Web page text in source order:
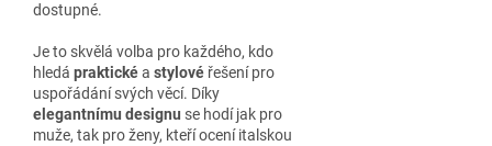
dostupné.
Je to skvělá volba pro každého, kdo
hledá praktickéa stylové řešení pro
uspořádání svých věcí. Díky
elegantnímu designu se hodí jak pro
muže, tak pro ženy, kteří ocení italskou